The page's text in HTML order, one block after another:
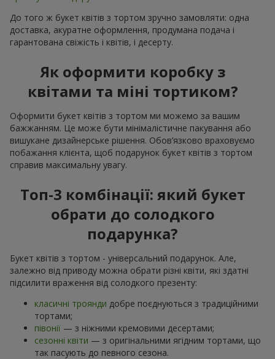
До того ж букет квітів з тортом зручно замовляти: одна
доставка, акуратне оформлення, продумана подача і
гарантована свіжість і квітів, і десерту.
Як оформити коробку з
квітами та міні тортиком?
Оформити букет квітів з тортом ми можемо за вашим
бажжанням. Це може бути мінімалістичне пакування або
вишукане дизайнерське рішення. Обов’язково враховуємо
побажання клієнта, щоб подарунок букет квітів з тортом
справив максимальну увагу.
Топ-3 комбінації: який букет
обрати до солодкого
подарунка?
Букет квітів з тортом - універсальний подарунок. Але,
залежно від приводу можна обрати різні квіти, які здатні
підсилити враження від солодкого презенту:
класичні троянди добре поєднуються з традиційними
тортами;
півонії — з ніжними кремовими десертами;
сезонні квіти — з оригінальними ягідним тортами, що
так пасують до певного сезона.